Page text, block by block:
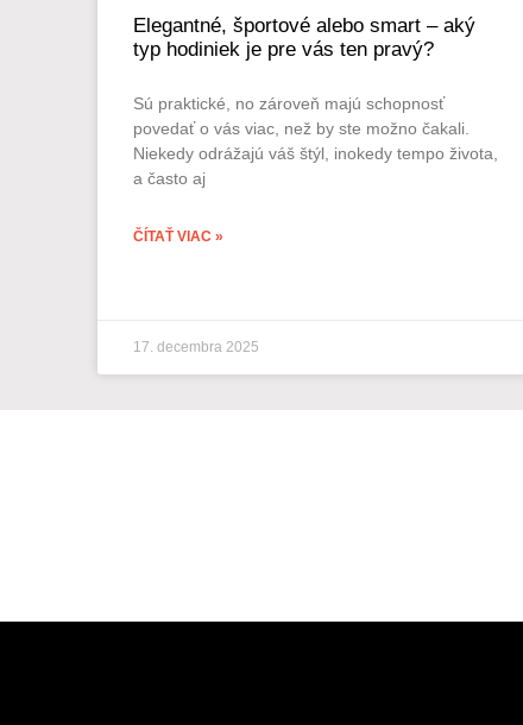
Elegantné, športové alebo smart – aký
typ hodiniek je pre vás ten pravý?
Sú praktické, no zároveň majú schopnosť
povedať o vás viac, než by ste možno čakali.
Niekedy odrážajú váš štýl, inokedy tempo života,
a často aj
ČÍTAŤ VIAC »
17. decembra 2025